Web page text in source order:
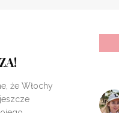
że Włochy